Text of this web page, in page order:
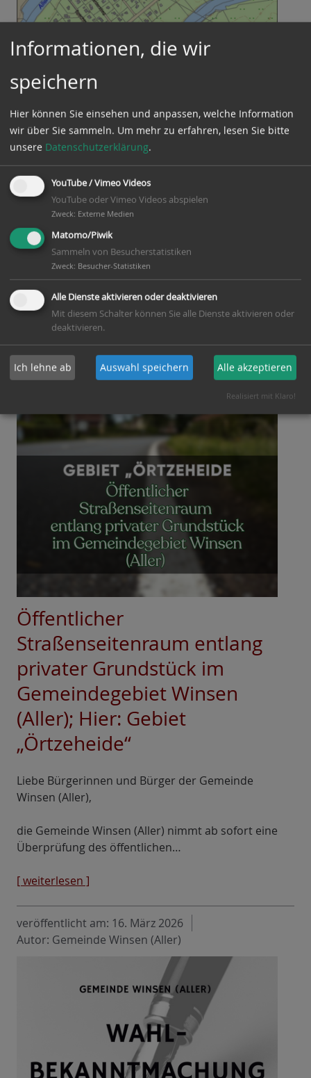
Aufstellung der. 5. Änderung
des Bebauungsplanes Winsen
(Aller) Nr. 9
„Wochenendhausgebiet
Südohe“ (Beteiligung der
Öffentlichkeit gem. § 3 Abs. 2
BauGB)
[ weiterlesen ]
veröffentlicht am:27. April 2026
Autor: Gemeinde Winsen (Aller)
Öffentlicher
Straßenseitenraum entlang
privater Grundstück im
Gemeindegebiet Winsen
(Aller); Hier: Gebiet
„Örtzeheide“
Liebe Bürgerinnen und Bürger der Gemeinde
Winsen (Aller),
die Gemeinde Winsen (Aller) nimmt ab sofort eine
Überprüfung des öffentlichen…
[ weiterlesen ]
veröffentlicht am: 16. März 2026
Autor: Gemeinde Winsen (Aller)
Informationen, die wir
speichern
Hier können Sie einsehen und anpassen, welche Information
wir über Sie sammeln. Um mehr zu erfahren, lesen Sie bitte
unsere Datenschutzerklärung.
YouTube / Vimeo Videos
YouTube oder Vimeo Videos abspielen
Zweck: Externe Medien
Matomo/Piwik
Sammeln von Besucherstatistiken
Zweck: Besucher-Statistiken
Alle Dienste aktivieren oder deaktivieren
Mit diesem Schalter können Sie alle Dienste aktivieren oder
deaktivieren.
Ich lehne ab Auswahl speichern Alle akzeptieren
Realisiert mit Klaro!